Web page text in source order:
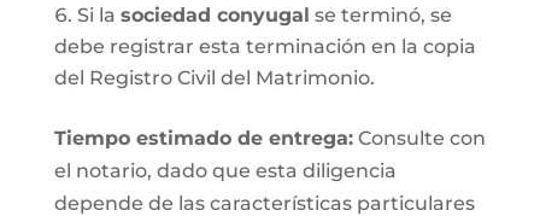
Si la sociedad conyugal se terminó, se
debe registrar esta terminación en la copia
del Registro Civil del Matrimonio.
Tiempo estimado de entrega:Consulte con
el notario, dado que esta diligencia
depende de las características particulares